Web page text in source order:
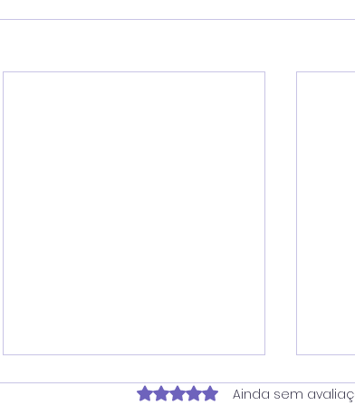
Avaliado com 0 de 5
Ainda sem